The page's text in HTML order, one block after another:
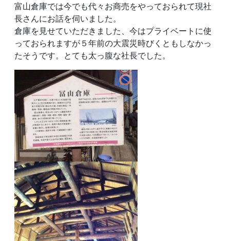
富山倉庫では今でも代々お商売をやっておられて現社
長さんにお話を伺いました。
倉庫を見せていただきました、今はプライベートに使
っておられますが５年前の大震災時びくともしなかっ
たそうです。とても太っ腹な社長でした。